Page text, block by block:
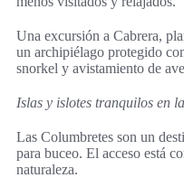
Una excursión a Cabrera,
un archipiélago protegido
snorkel y avistamiento de
Islas y islotes tranquilos en
Las Columbretes son un
para buceo. El acceso está
naturaleza.